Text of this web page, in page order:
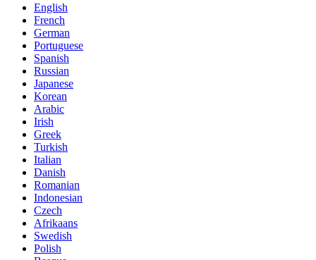
English
French
German
Portuguese
Spanish
Russian
Japanese
Korean
Arabic
Irish
Greek
Turkish
Italian
Danish
Romanian
Indonesian
Czech
Afrikaans
Swedish
Polish